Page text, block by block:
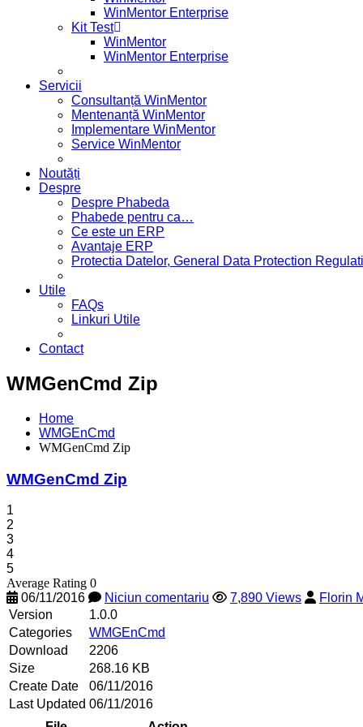
WinMentor Enterprise
Kit Test
WinMentor
WinMentor Enterprise
Servicii
Consultanță WinMentor
Mentenanță WinMentor
Implementare WinMentor
Service WinMentor
Noutăți
Despre
Despre Phabeda
Phabede pentru ca…
Ce este un ERP
Avantaje ERP
Protectia Datelor, General Data Protection
Utile
FAQs
Linkuri Utile
Contact
WMGenCmd Zip
Home
WMGEnCmd
WMGenCmd Zip
WMGenCmd Zip
1
2
3
4
5
Average Rating 0
06/11/2016
Niciun comentariu 7,890 Views
Florin
Version
1.0.0
Categories
WMGEnCmd
Download
2206
Size
268.16 KB
Create Date
06/11/2016
Last Updated 06/11/2016